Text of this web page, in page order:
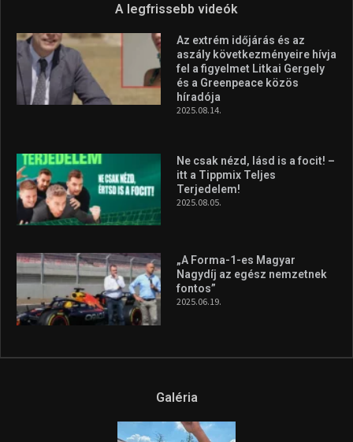
A legfrissebb videók
Az extrém időjárás és az
aszály következményeire hívja
fel a figyelmet Litkai Gergely
és a Greenpeace közös
híradója
2025.08.14.
Ne csak nézd, lásd is a focit! –
itt a Tippmix Teljes
Terjedelem!
2025.08.05.
„A Forma-1-es Magyar
Nagydíj az egész nemzetnek
fontos”
2025.06.19.
Galéria